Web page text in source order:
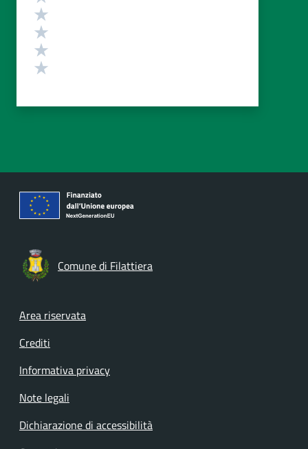
Comune di Filattiera
Footer menu
Area riservata
Crediti
Informativa privacy
Note legali
Dichiarazione di accessibilità